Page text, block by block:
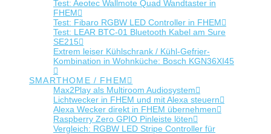
Test: Aeotec Wallmote Quad Wandtaster in
FHEM
Test: Fibaro RGBW LED Controller in FHEM
Test: LEAR BTC-01 Bluetooth Kabel am Sure
SE215
Extrem leiser Kühlschrank / Kühl-Gefrier-
Kombination in Wohnküche: Bosch KGN36XI45
SMARTHOME / FHEM
Max2Play als Multiroom Audiosystem
Lichtwecker in FHEM und mit Alexa steuern
Alexa Wecker direkt in FHEM übernehmen
Raspberry Zero GPIO Pinleiste löten
Vergleich: RGBW LED Stripe Controller für